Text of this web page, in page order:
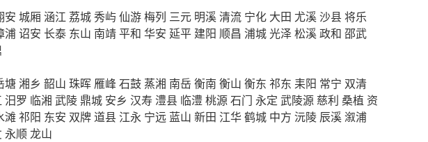
安 城厢 涵江 荔城秀屿仙游梅列 三元 明溪清流 宁化 大田 尤溪沙县将乐
浦诏安 长泰 东山 南靖平和 华安 延平 建阳 顺昌 浦城光泽松溪政和 邵武
塘湘乡 韶山 珠晖 雁峰 石鼓 蒸湘 南岳衡南 衡山 衡东 祁东 耒阳 常宁 双清
汨罗 临湘 武陵鼎城 安乡 汉寿 澧县 临澧桃源石门 永定 武陵源 慈利 桑植 资
滩 祁阳 东安 双牌道县 江永 宁远 蓝山 新田 江华鹤城 中方 沅陵 辰溪 溆浦
永顺龙山